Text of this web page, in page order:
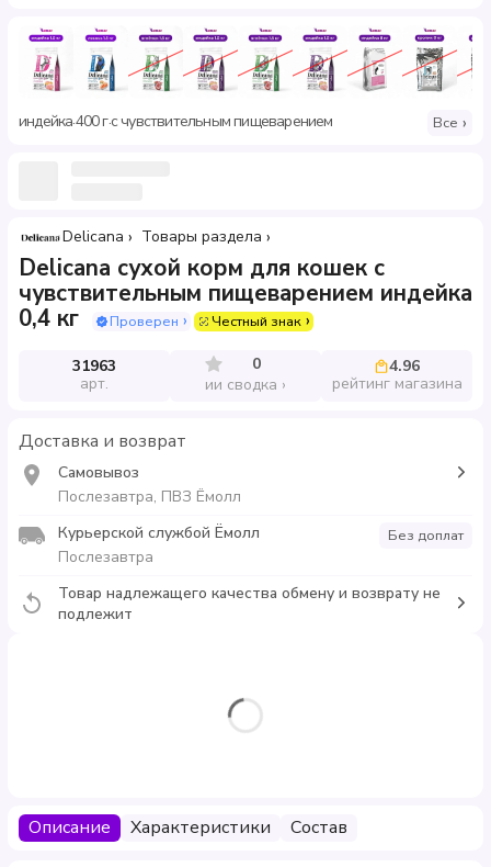
индейка·400 г·с чувствительным пищеварением Все
Delicana Товары раздела
Delicana сухой корм для кошек с
чувствительным пищеварением индейка
0,4 кг
Проверен Честный знак
31963
арт.
0
ии сводка
4.96
рейтинг магазина
Доставка и возврат
Самовывоз
Послезавтра, ПВЗ Ёмолл
Курьерской службой Ёмолл
Послезавтра
Без доплат
Товар надлежащего качества обмену и возврату не
подлежит
Описание Характеристики Состав